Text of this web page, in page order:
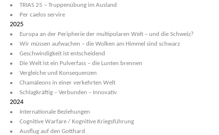
TRIAS 25 – Truppenübung im Ausland
Per caelos servire
2025
Europa an der Peripherie der multipolaren Welt – und die Schweiz?
Wir müssen aufwachen – die Wolken am Himmel sind schwarz
Geschwindigkeit ist entscheidend
Die Welt ist ein Pulverfass – die Lunten brennen
Vergleiche und Konsequenzen
Chamäleons in einer verkehrten Welt
Schlagkräftig – Verbunden – Innovativ
2024
Internationale Beziehungen
Cognitive Warfare / Kognitive Kriegsführung
Ausflug auf den Gotthard